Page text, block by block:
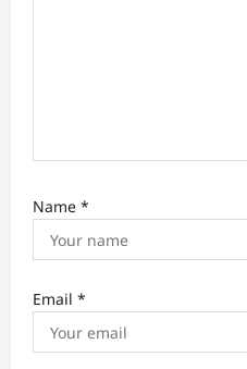
Name *
Email *